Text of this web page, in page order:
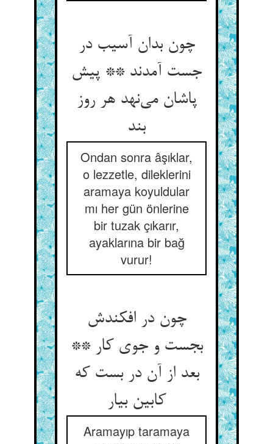
چون بدان آسیب در
جست آمدند ** پیش
پاشان می‌نهد هر روز
بند
Ondan sonra âşıklar,
o lezzetle, dileklerini
aramaya koyuldular
mı her gün önlerine
bir tuzak çıkarır,
ayaklarına bir bağ
vurur!
چون در افکندش
بجست و جوی کار **
بعد از آن در بست که
کابین بیار
Aramayıp taramaya